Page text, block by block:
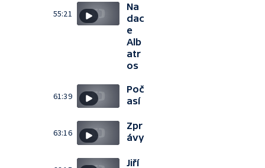
55:21
Na
dac
e
Alb
atr
os
61:39
Poč
así
63:16
Zpr
ávy
Jiří